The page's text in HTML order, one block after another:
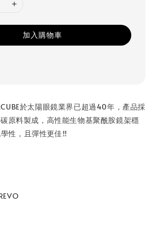
加入購物車
於太陽眼鏡業界已超過40年，產品採
原料製成，高性能生物基聚酰胺鏡架穩
性，且彈性更佳!!